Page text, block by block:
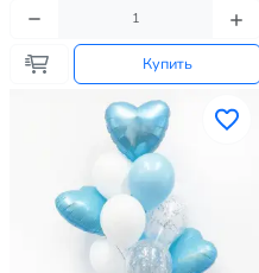
Купить